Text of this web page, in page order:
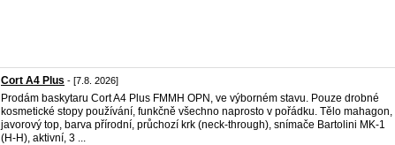
Cort A4 Plus - [7.8. 2026]
Prodám baskytaru Cort A4 Plus FMMH OPN, ve výborném stavu. Pouze drobné
kosmetické stopy používání, funkčně všechno naprosto v pořádku. Tělo mahagon,
javorový top, barva přírodní, průchozí krk (neck-through), snímače Bartolini MK-1
(H-H), aktivní, 3 ...